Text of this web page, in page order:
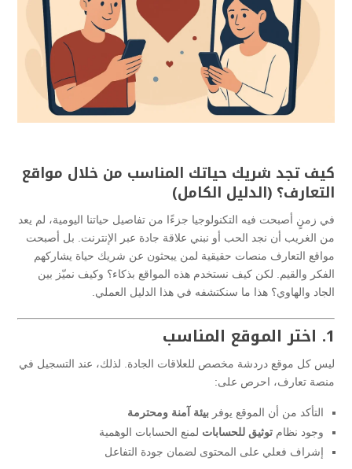
كيف تجد شريك حياتك المناسب من خلال مواقع
التعارف؟ (الدليل الكامل)
في زمنٍ أصبحت فيه التكنولوجيا جزءًا من تفاصيل حياتنا اليومية، لم يعد
من الغريب أن نجد الحب أو نبني علاقة جادة عبر الإنترنت. بل أصبحت
مواقع التعارف منصات حقيقية لمن يبحثون عن شريك حياة يشاركهم
الفكر والقيم. لكن كيف نستخدم هذه المواقع بذكاء؟ وكيف نميّز بين
الجاد والهاوي؟ هذا ما سنكتشفه في هذا الدليل العملي.
1. اختر الموقع المناسب
ليس كل موقع دردشة مخصص للعلاقات الجادة. لذلك، عند التسجيل في
منصة تعارف، احرص على:
التأكد من أن الموقع يوفر بيئة آمنة ومحترمة
وجود نظام توثيق للحسابات لمنع الحسابات الوهمية
إشراف فعلي على المحتوى لضمان جودة التفاعل